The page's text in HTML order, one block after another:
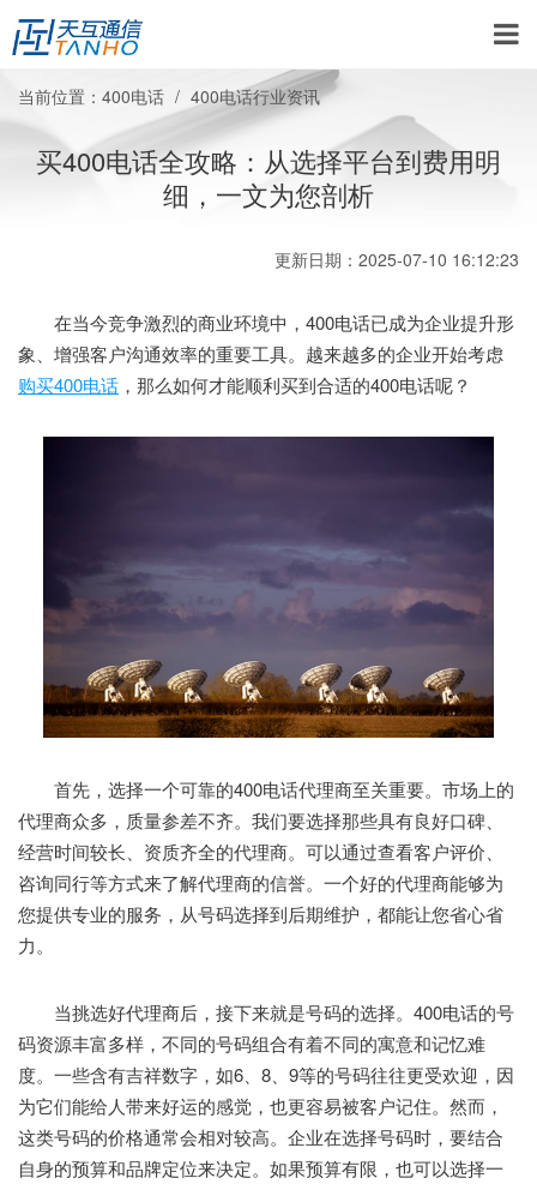
当前位置： 400电话 400电话行业资讯
买400电话全攻略：从选择平台到费用明
细，一文为您剖析
更新日期：2025-07-10 16:12:23
在当今竞争激烈的商业环境中，400电话已成为企业提升形
象、增强客户沟通效率的重要工具。越来越多的企业开始考虑
购买400电话 ，那么如何才能顺利买到合适的400电话呢？
首先，选择一个可靠的400电话代理商至关重要。市场上的
代理商众多，质量参差不齐。我们要选择那些具有良好口碑、
经营时间较长、资质齐全的代理商。可以通过查看客户评价、
咨询同行等方式来了解代理商的信誉。一个好的代理商能够为
您提供专业的服务，从号码选择到后期维护，都能让您省心省
力。
当挑选好代理商后，接下来就是号码的选择。400电话的号
码资源丰富多样，不同的号码组合有着不同的寓意和记忆难
度。一些含有吉祥数字，如6、8、9等的号码往往更受欢迎，因
为它们能给人带来好运的感觉，也更容易被客户记住。然而，
这类号码的价格通常会相对较高。企业在选择号码时，要结合
自身的预算和品牌定位来决定。如果预算有限，也可以选择一